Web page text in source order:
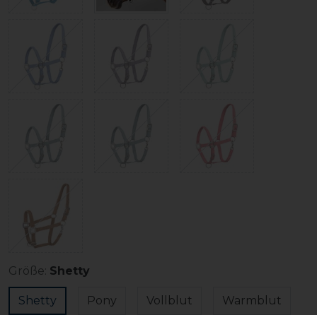
Größe: Shetty
Shetty Pony Vollblut Warmblut